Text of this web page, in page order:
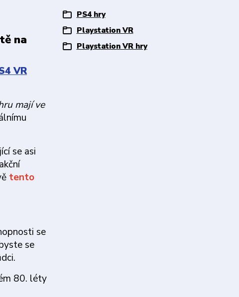
na
VR
mají ve
se asi
tento
se
se
80. léty
PS4 hry
Playstation VR
Playstation VR hry